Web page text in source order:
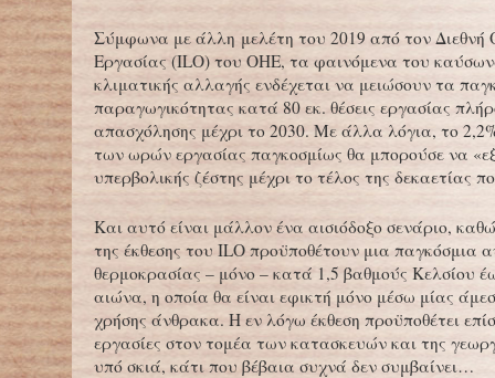
Σύμφωνα με άλλη μελέτη του 2019 από τον Διεθνή
Εργασίας (ΙLO) του ΟΗΕ, τα φαινόμενα του
κλιματικής αλλαγής ενδέχεται να μειώσουν τα
παραγωγικότητας κατά 80 εκ. θέσεις εργασίας
απασχόλησης μέχρι το 2030. Με άλλα λόγια, το
των ωρών εργασίας παγκοσμίως θα μπορούσε να
υπερβολικής ζέστης μέχρι το τέλος της δεκαετίας
Και αυτό είναι μάλλον ένα αισιόδοξο σενάριο,
της έκθεσης του ILO προϋποθέτουν μια παγκόσμια
θερμοκρασίας – μόνο – κατά 1,5 βαθμούς Κελσίου
αιώνα, η οποία θα είναι εφικτή μόνο μέσω μίας
χρήσης άνθρακα. Η εν λόγω έκθεση προϋποθέτει
εργασίες στον τομέα των κατασκευών και της
υπό σκιά, κάτι που βέβαια συχνά δεν συμβαίνει…